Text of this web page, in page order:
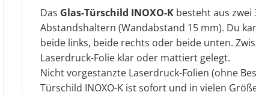
Das Glas-Türschild INOXO-K besteht aus zwei
Abstandshaltern (Wandabstand 15 mm). Du
beide links, beide rechts oder beide unten.
Laserdruck-Folie klar oder mattiert gelegt.
Nicht vorgestanzte Laserdruck-Folien (ohne
Türschild INOXO-K ist sofort und in vielen